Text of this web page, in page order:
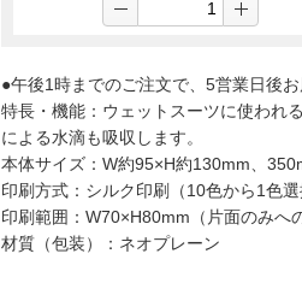
●午後1時までのご注文で、5営業日後
特長・機能：ウェットスーツに使われ
による水滴も吸収します。
本体サイズ：W約95×H約130mm、
印刷方式：シルク印刷（10色から1色選
印刷範囲：W70×H80mm（片面のみへ
材質（包装）：ネオプレーン